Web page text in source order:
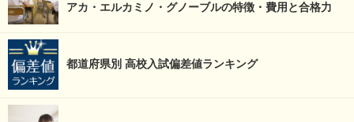
アカ・エルカミノ・グノーブルの特徴・費用と合格力
都道府県別 高校入試偏差値ランキング